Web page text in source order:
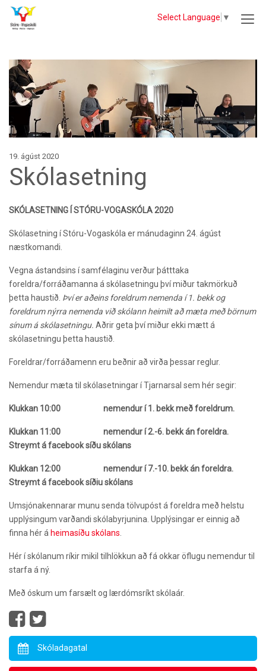
Select Language ▼
19. ágúst 2020
Skólasetning
SKÓLASETNING Í STÓRU-VOGASKÓLA 2020
Skólasetning í Stóru-Vogaskóla er mánudaginn 24. ágúst
næstkomandi.
Vegna ástandsins í samfélaginu verður þátttaka
foreldra/forráðamanna á skólasetningu því miður takmörkuð
þetta haustið. Því er aðeins foreldrum nemenda í 1. bekk og
foreldrum nýrra nemenda við skólann heimilt að mæta með börnum
sínum á skólasetningu. Aðrir geta því miður ekki mætt á
skólasetningu þetta haustið.
Foreldrar/forráðamenn eru beðnir að virða þessar reglur.
Nemendur mæta til skólasetningar í Tjarnarsal sem hér segir:
Klukkan 10:00 nemendur í 1. bekk með foreldrum.
Klukkan 11:00 nemendur í 2.-6. bekk án foreldra.
Streymt á facebook síðu skólans
Klukkan 12:00 nemendur í 7.-10. bekk án foreldra.
Streymt á facebook síðiu skólans
Umsjónakennarar munu senda tölvupóst á foreldra með helstu
upplýsingum varðandi skólabyrjunina. Upplýsingar er einnig að
finna hér á heimasíðu skólans.
Hér í skólanum ríkir mikil tilhlökkun að fá okkar öflugu nemendur til
starfa á ný.
Með óskum um farsælt og lærdómsríkt skólaár.
Skóladagatal